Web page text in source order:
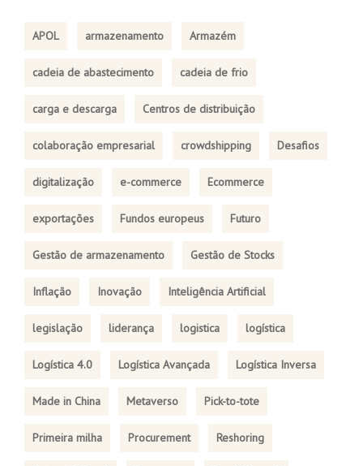
APOL armazenamento Armazém
cadeia de abastecimento cadeia de frio
carga e descarga Centros de distribuição
colaboração empresarial crowdshipping Desafios
digitalização e-commerce Ecommerce
exportações Fundos europeus Futuro
Gestão de armazenamento Gestão de Stocks
Inflação Inovação Inteligência Artificial
legislação liderança logistica logística
Logística 4.0 Logística Avançada Logística Inversa
Made in China Metaverso Pick-to-tote
Primeira milha Procurement Reshoring